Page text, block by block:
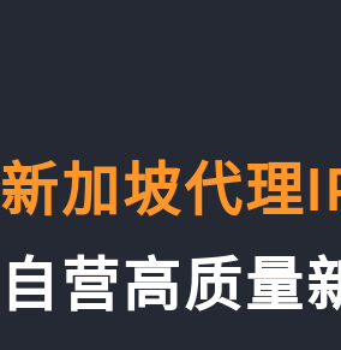
新加坡代理
自营高质量